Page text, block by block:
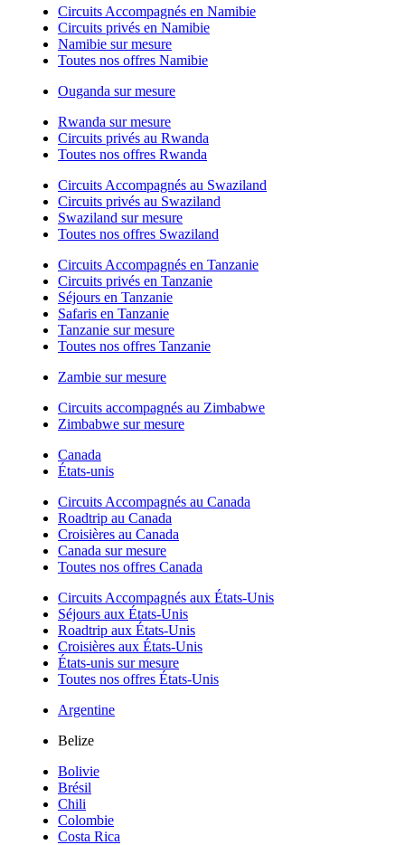
Circuits Accompagnés en Namibie
Circuits privés en Namibie
Namibie sur mesure
Toutes nos offres Namibie
Ouganda sur mesure
Rwanda sur mesure
Circuits privés au Rwanda
Toutes nos offres Rwanda
Circuits Accompagnés au Swaziland
Circuits privés au Swaziland
Swaziland sur mesure
Toutes nos offres Swaziland
Circuits Accompagnés en Tanzanie
Circuits privés en Tanzanie
Séjours en Tanzanie
Safaris en Tanzanie
Tanzanie sur mesure
Toutes nos offres Tanzanie
Zambie sur mesure
Circuits accompagnés au Zimbabwe
Zimbabwe sur mesure
Canada
États-unis
Circuits Accompagnés au Canada
Roadtrip au Canada
Croisières au Canada
Canada sur mesure
Toutes nos offres Canada
Circuits Accompagnés aux États-Unis
Séjours aux États-Unis
Roadtrip aux États-Unis
Croisières aux États-Unis
États-unis sur mesure
Toutes nos offres États-Unis
Argentine
Belize
Bolivie
Brésil
Chili
Colombie
Costa Rica